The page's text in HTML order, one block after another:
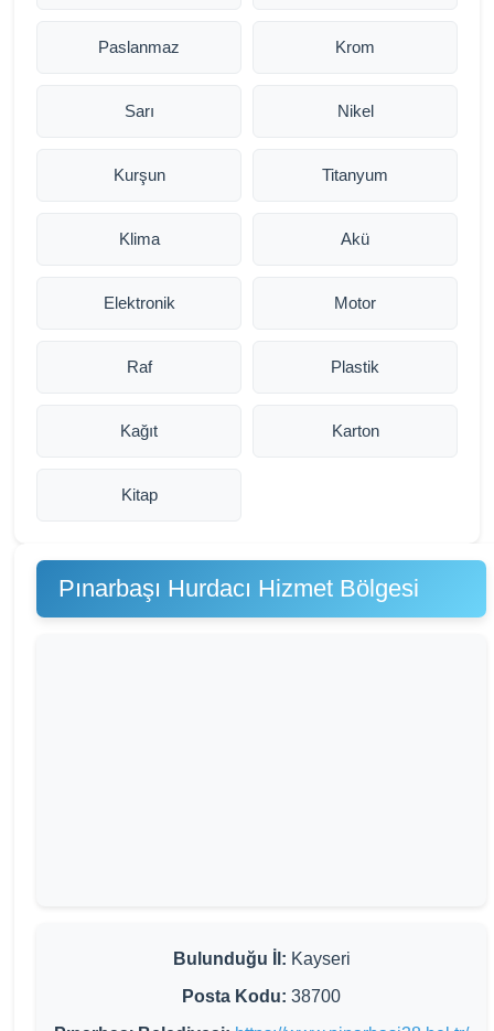
Paslanmaz Krom
Sarı Nikel
Kurşun Titanyum
Klima Akü
Elektronik Motor
Raf Plastik
Kağıt Karton
Kitap
Pınarbaşı Hurdacı Hizmet Bölgesi
Bulunduğu İl: Kayseri
Posta Kodu: 38700